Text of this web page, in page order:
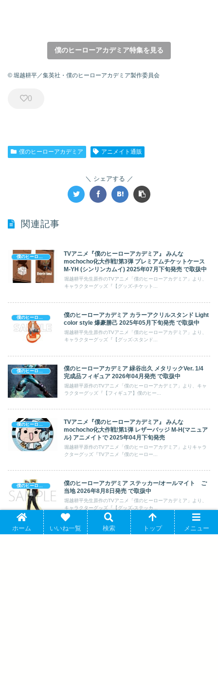
僕のヒーローアカデミア特集を見る
© 堀越耕平／集英社・僕のヒーローアカデミア製作委員会
0
僕のヒーローアカデミア アニメイト通販
シェアする
関連記事
TVアニメ『僕のヒーローアカデミア』 みんな
mochocho化大作戦!第3弾 プレミアムチケットケース
M-YH (シンリンカムイ) 2025年07月下旬発売 で取扱中
堀越耕平先生原作のTVアニメ「僕のヒーローアカデミア」より、
キャラクターグッズ『【グッズ-チケット...
僕のヒーローアカデミア
僕のヒーローアカデミア カラーアクリルスタンド Light
color style 爆豪勝己 2025年05月下旬発売 で取扱中
堀越耕平先生原作のTVアニメ「僕のヒーローアカデミア」より、
キャラクターグッズ『【グッズ-スタンド...
僕のヒーローアカデミア
僕のヒーローアカデミア 緑谷出久 メタリックVer. 1/4
完成品フィギュア 2026年04月発売 で取扱中
堀越耕平原作のTVアニメ「僕のヒーローアカデミア」より、キャ
ラクターグッズ『【フィギュア】僕のヒー...
僕のヒーローアカデミア
TVアニメ『僕のヒーローアカデミア』 みんな
mochocho化大作戦!第1弾 レザーバッジ M-H(マニュア
ル) アニメイトで 2025年04月下旬発売
堀越耕平原作のTVアニメ「僕のヒーローアカデミア」よりキャラ
クターグッズ『TVアニメ『僕のヒーロー...
僕のヒーローアカデミア
僕のヒーローアカデミア ステッカー/オールマイト ご
当地 2026年8月8日発売 で取扱中
堀越耕平先生原作のTVアニメ「僕のヒーローアカデミア」より、
キャラクターグッズ『【グッズ-ステッカ...
ホーム いいね一覧 検索 トップ メニュー